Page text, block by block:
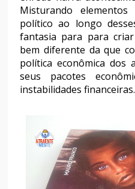
Misturando
político ao longo
fantasia para para
bem diferente da que
política econômica dos
seus pacotes
instabilidades financeiras.